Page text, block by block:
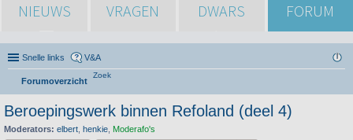
NIEUWS VRAGEN DWARS FORUM
Snelle links V&A
Forumoverzicht
Zoek
Beroepingswerk binnen Refoland (deel 4)
Moderators: elbert henkie Moderafo's